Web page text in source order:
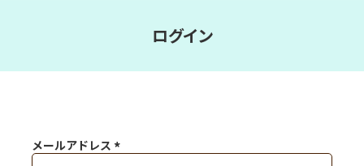
ログイン
メールアドレス